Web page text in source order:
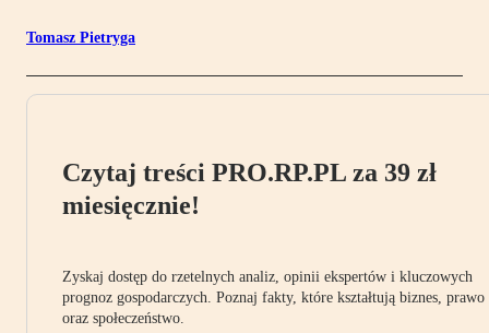
Tomasz Pietryga
Czytaj treści PRO.RP.PL za 39 zł
miesięcznie!
Zyskaj dostęp do rzetelnych analiz, opinii ekspertów i kluczowych
prognoz gospodarczych. Poznaj fakty, które kształtują biznes, prawo
oraz społeczeństwo.